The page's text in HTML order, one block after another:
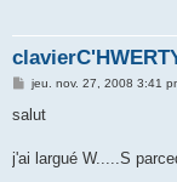
M
s
g
jeu. nov. 27, 2008 3:41
salut
j'ai largué W.....S